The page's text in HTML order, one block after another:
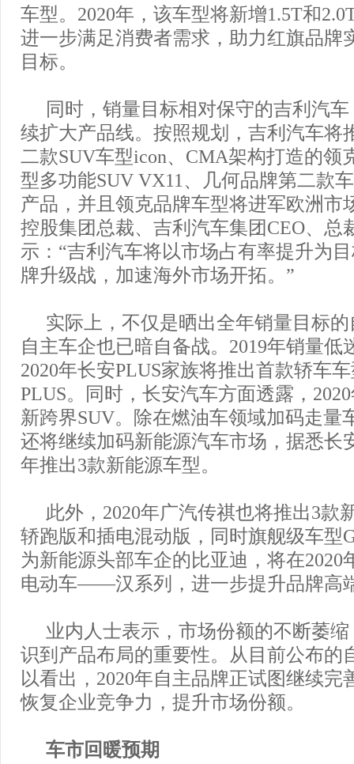
车型。2020年，该车型将新增1.5T和
进一步满足消费者需求，助力红旗品牌
目标。
同时，销量目标相对保守的吉利汽车
续扩大产品线。按照规划，吉利汽车将
二款SUV车型icon、CMA架构打造的领
型多功能SUV VX11、几何品牌第二款
产品，并且领克品牌车型将进军欧洲市
控股集团总裁、吉利汽车集团CEO、总
示：“吉利汽车将以市场占有率提升为
牌升级战，加速海外市场开拓。”
实际上，不仅是晒出全年销量目标
自主车企也已暗自备战。2019年销量低
2020年长安PLUS家族将推出首款轿车
PLUS。同时，长安汽车方面透露，
新跨界SUV。除在燃油车领域加码走量
还将继续加码新能源汽车市场，据悉长
年推出3款新能源车型。
此外，2020年广汽传祺也将推出3款
轿跑版和插电混动版，同时旗舰级车型
为新能源头部车企的比亚迪，将在2020
电动车——汉系列，进一步提升品牌高
业内人士表示，市场份额的不断萎
识到产品布局的重要性。从目前公布的
以看出，2020年自主品牌正试图继续完
恢复企业竞争力，提升市场份额。
车市回暖预期